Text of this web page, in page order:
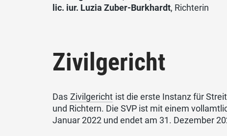
lic. iur. Luzia Zuber-Burkhardt, Richterin
Zivilgericht
Das Zivilgericht ist die erste Instanz für
und Richtern. Die SVP ist mit einem
Januar 2022 und endet am 31. Dezember